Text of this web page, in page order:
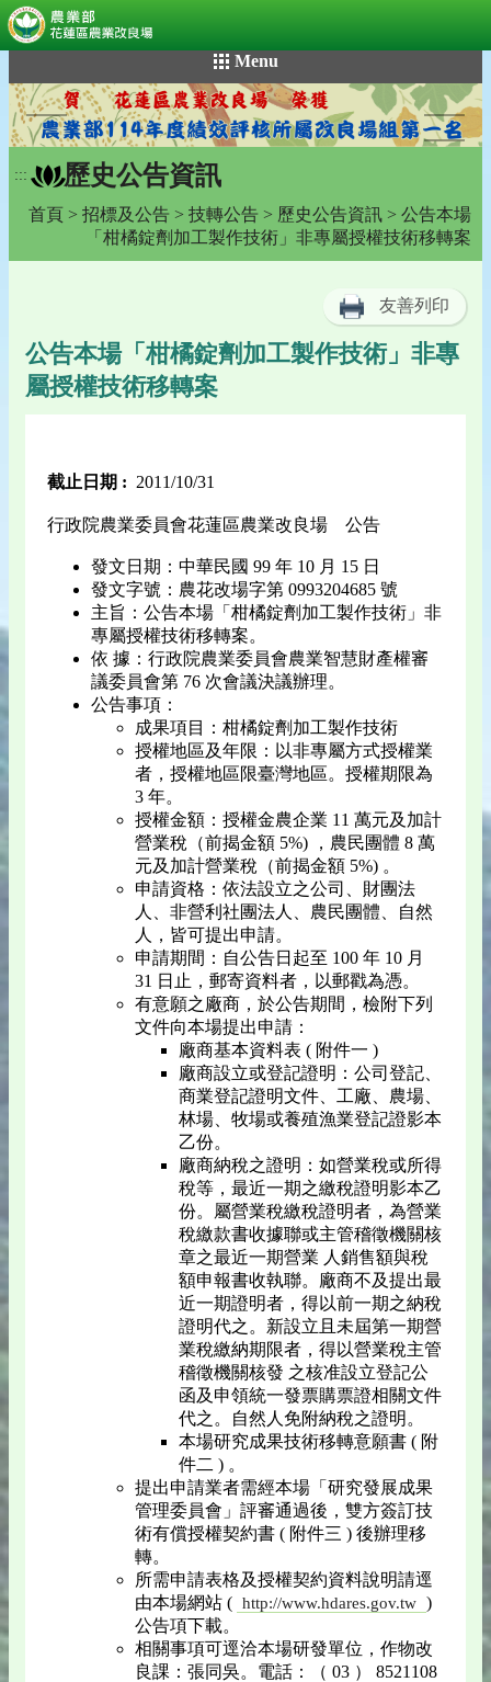
到
主
要
內
容
Menu
::: 歷史公告資訊
首頁 > 招標及公告 > 技轉公告 > 歷史公告資訊 > 公告本場
「柑橘錠劑加工製作技術」非專屬授權技術移轉案
友善列印
公告本場「柑橘錠劑加工製作技術」非專
屬授權技術移轉案
截止日期 : 2011/10/31
行政院農業委員會花蓮區農業改良場 公告
發文日期：中華民國 99 年 10 月 15 日
發文字號：農花改場字第 0993204685 號
主旨：公告本場「柑橘錠劑加工製作技術」非
專屬授權技術移轉案。
依 據：行政院農業委員會農業智慧財產權審
議委員會第 76 次會議決議辦理。
公告事項：
成果項目：柑橘錠劑加工製作技術
授權地區及年限：以非專屬方式授權業
者，授權地區限臺灣地區。授權期限為
3 年。
授權金額：授權金農企業 11 萬元及加計
營業稅（前揭金額 5%) ，農民團體 8 萬
元及加計營業稅（前揭金額 5%) 。
申請資格：依法設立之公司、財團法
人、非營利社團法人、農民團體、自然
人，皆可提出申請。
申請期間：自公告日起至 100 年 10 月
31 日止，郵寄資料者，以郵戳為憑。
有意願之廠商，於公告期間，檢附下列
文件向本場提出申請：
廠商基本資料表 ( 附件一 )
廠商設立或登記證明：公司登記、
商業登記證明文件、工廠、農場、
林場、牧場或養殖漁業登記證影本
乙份。
廠商納稅之證明：如營業稅或所得
稅等，最近一期之繳稅證明影本乙
份。屬營業稅繳稅證明者，為營業
稅繳款書收據聯或主管稽徵機關核
章之最近一期營業 人銷售額與稅
額申報書收執聯。廠商不及提出最
近一期證明者，得以前一期之納稅
證明代之。新設立且未屆第一期營
業稅繳納期限者，得以營業稅主管
稽徵機關核發 之核准設立登記公
函及申領統一發票購票證相關文件
代之。自然人免附納稅之證明。
本場研究成果技術移轉意願書 ( 附
件二 ) 。
提出申請業者需經本場「研究發展成果
管理委員會」評審通過後，雙方簽訂技
術有償授權契約書 ( 附件三 ) 後辦理移
轉。
所需申請表格及授權契約資料說明請逕
由本場網站 ( http://www.hdares.gov.tw )
公告項下載。
相關事項可逕洽本場研發單位，作物改
良課：張同吳。電話：（ 03 ） 8521108